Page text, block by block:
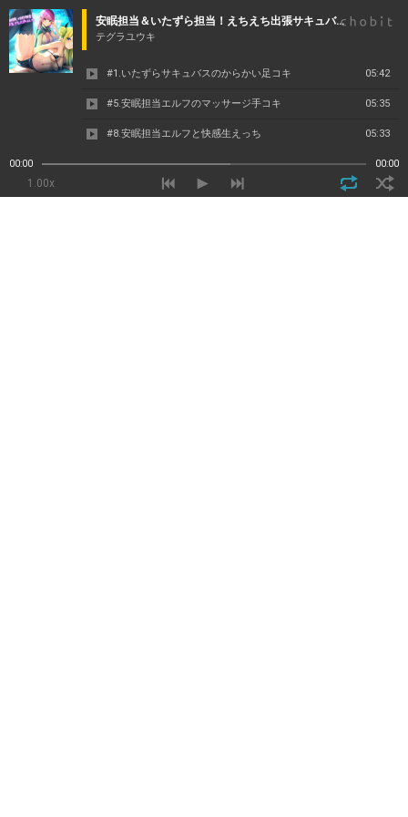
安眠担当＆いたずら担当！えちえち出張サキュバス＆エルフ！【フォーリーサウンド】
テグラユウキ
#1.いたずらサキュバスのからかい足コキ 05:42
#5.安眠担当エルフのマッサージ手コキ 05:35
#8.安眠担当エルフと快感生えっち 05:33
00:00 00:00
1.00x